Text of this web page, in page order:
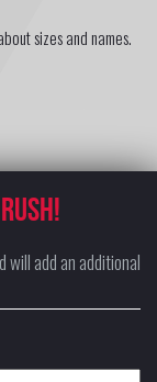
sizes and names.
will add an additional